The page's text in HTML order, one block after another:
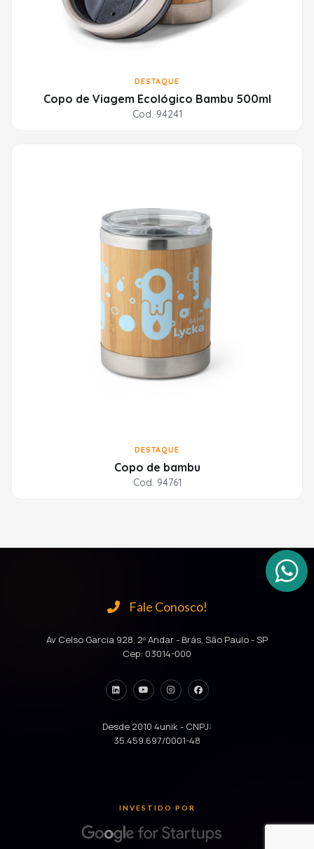
DESTAQUE
Copo de Viagem Ecológico Bambu 500ml
Cod. 94241
DESTAQUE
Copo de bambu
Cod. 94761
Fale Conosco!
Av Celso Garcia 928, 2º Andar - Brás, São Paulo - SP
Cep: 03014-000
Desde 2010 4unik - CNPJ:
35.459.697/0001-48
INVESTIDO POR